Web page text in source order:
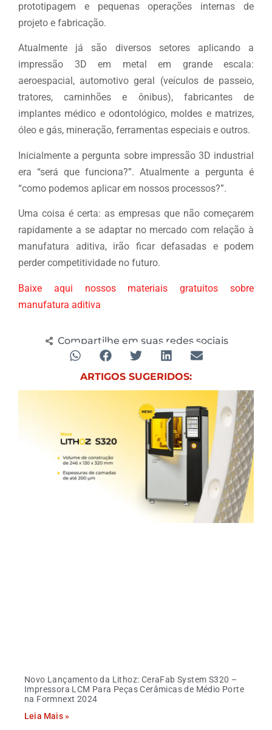
prototipagem e pequenas operações internas de
projeto e fabricação.
Atualmente já são diversos setores aplicando a
impressão 3D em metal em grande escala:
aeroespacial, automotivo geral (veículos de passeio,
tratores, caminhões e ônibus), fabricantes de
implantes médico e odontológico, moldes e matrizes,
óleo e gás, mineração, ferramentas especiais e outros.
Inicialmente a pergunta sobre impressão 3D industrial
era “será que funciona?”. Atualmente a pergunta é
“como podemos aplicar em nossos processos?”.
Uma coisa é certa: as empresas que não começarem
rapidamente a se adaptar no mercado com relação à
manufatura aditiva, irão ficar defasadas e podem
perder competitividade no futuro.
Baixe aqui nossos materiais gratuitos sobre
manufatura aditiva
Compartilhe em suas redes sociais
ARTIGOS SUGERIDOS:
Novo Lançamento da Lithoz: CeraFab System S320 –
Impressora LCM Para Peças Cerâmicas de Médio Porte
na Formnext 2024
Leia Mais »